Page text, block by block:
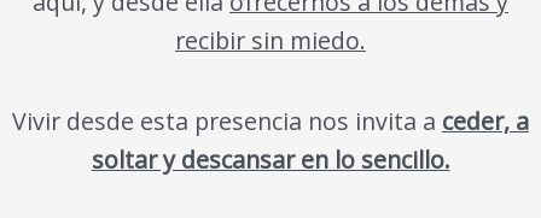
recibir sin miedo.
Vivir desde esta presencia nos invita a ceder, a
soltar y descansar en lo sencillo.